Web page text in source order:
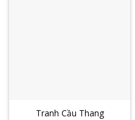
Tranh Cầu Thang